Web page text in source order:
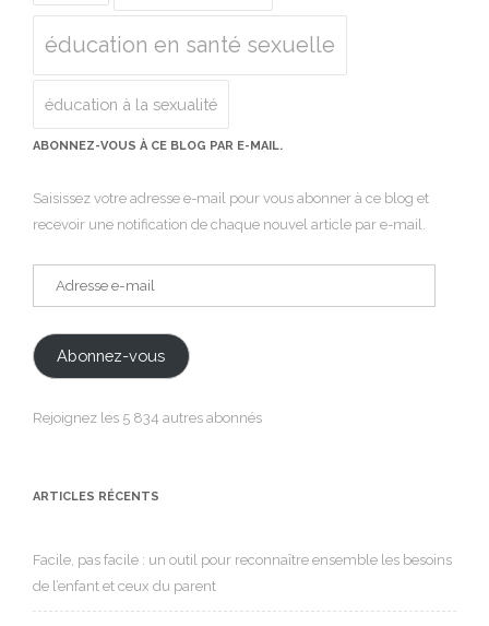
éducation en santé sexuelle
éducation à la sexualité
ABONNEZ-VOUS À CE BLOG PAR E-MAIL.
Saisissez votre adresse e-mail pour vous abonner à ce blog et
recevoir une notification de chaque nouvel article par e-mail.
Abonnez-vous
Rejoignez les 5 834 autres abonnés
ARTICLES RÉCENTS
Facile, pas facile : un outil pour reconnaître ensemble les besoins
de l’enfant et ceux du parent